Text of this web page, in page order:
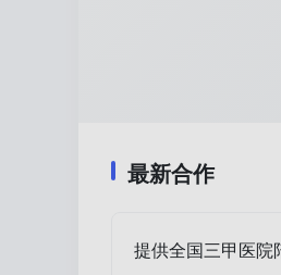
最新合作
提供全国三甲医院